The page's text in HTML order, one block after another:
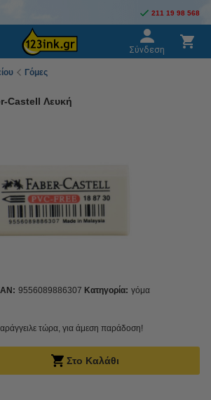
211 19 98 568
Σύνδεση
Γόμες
Castell Λευκή
9556089886307 Κατηγορία: γόμα
τώρα, για άμεση παράδοση!
Στο Καλάθι